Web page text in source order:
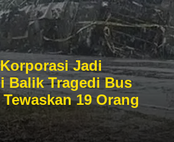
Jadi
Balik Tragedi Bus
19 Orang